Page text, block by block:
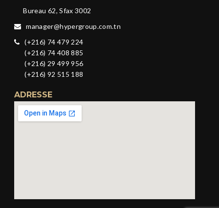
Bureau 62, Sfax 3002
manager@hypergroup.com.tn
(+216) 74 479 224
(+216) 74 408 885
(+216) 29 499 956
(+216) 92 515 188
ADRESSE